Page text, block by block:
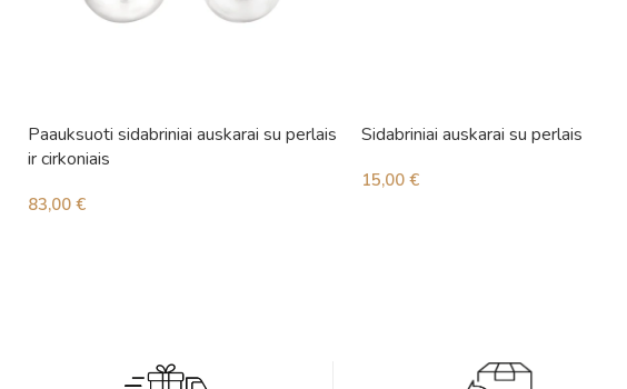
Paauksuoti sidabriniai auskarai su perlais
ir cirkoniais
83,00 €
Sidabriniai auskarai su perlais
15,00 €